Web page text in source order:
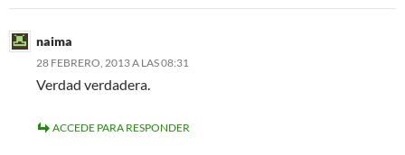
naima
28 FEBRERO, 2013 A LAS 08:31
Verdad verdadera.
ACCEDE PARA RESPONDER